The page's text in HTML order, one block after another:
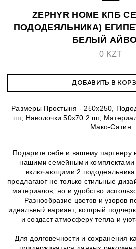
ZEPHYR HOME КПБ
ПОДОДЕЯЛЬНИКА)
БЕЛЫЙ
0 KZT
ДОБАВИТЬ В
Размеры Простыня - 250х250,
шт, Наволочки 50х70 2 шт,
Мако-Сатин
Подарите себе и вашему партнеру
нашими семейными комплектами
включающими 2
предлагают не только стильные
материалов, но и удобство
Разнообразие цветов и узоров
идеальный вариант, который
и создаст атмосферу тепла и
Для долговечности и сохранения